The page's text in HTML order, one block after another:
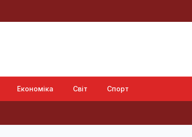
Економіка Світ Спорт